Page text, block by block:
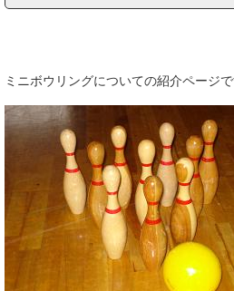
ミニボウリングについての紹介ページ